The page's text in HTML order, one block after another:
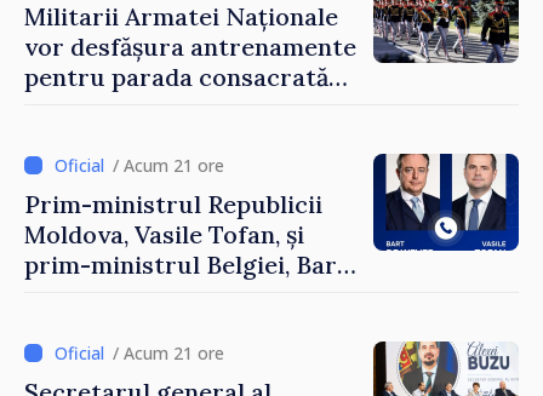
Militarii Armatei Naționale
vor desfășura antrenamente
pentru parada consacrată
/ Acum 21 ore
Prim-ministrul Republicii
Moldova, Vasile Tofan, și
prim-ministrul Belgiei, Bart
al Republicii Moldova.
/ Acum 21 ore